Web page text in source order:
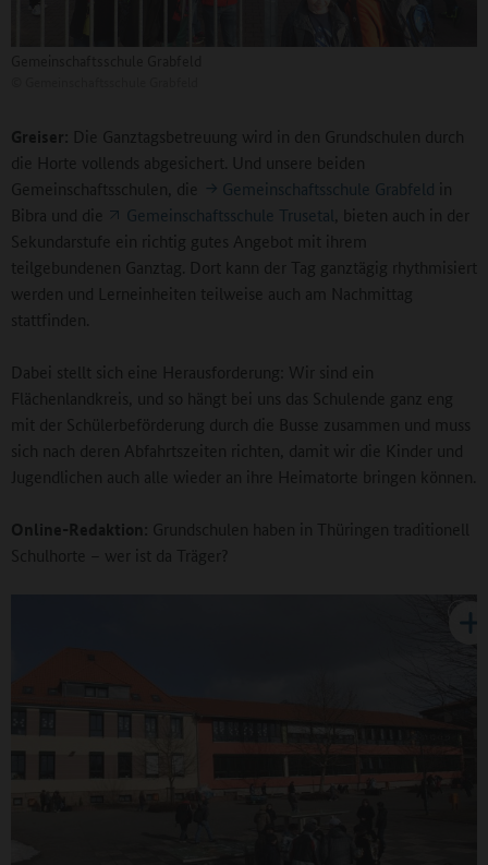
Greiser: Die Ganztagsbetreuung wird in den Grundschulen durch
die Horte vollends abgesichert. Und unsere beiden
Gemeinschaftsschulen, die
Gemeinschaftsschule Grabfeld in
Bibra und die
Gemeinschaftsschule Trusetal
, bieten auch in der
Sekundarstufe ein richtig gutes Angebot mit ihrem
teilgebundenen Ganztag. Dort kann der Tag ganztägig rhythmisiert
werden und Lerneinheiten teilweise auch am Nachmittag
stattfinden.
Dabei stellt sich eine Herausforderung: Wir sind ein
Flächenlandkreis, und so hängt bei uns das Schulende ganz eng
mit der Schülerbeförderung durch die Busse zusammen und muss
sich nach deren Abfahrtszeiten richten, damit wir die Kinder und
Jugendlichen auch alle wieder an ihre Heimatorte bringen können.
Online-Redaktion: Grundschulen haben in Thüringen traditionell
Schulhorte – wer ist da Träger?